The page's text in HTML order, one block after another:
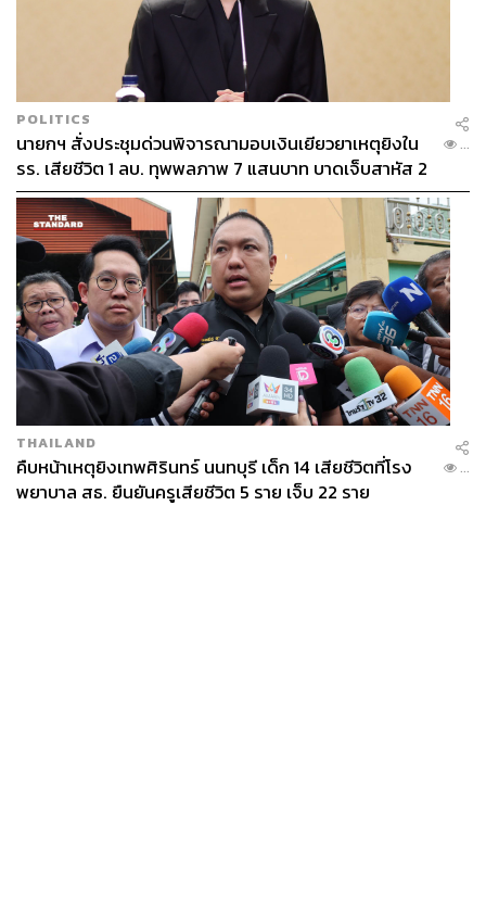
POLITICS
นายกฯ สั่งประชุมด่วนพิจารณามอบเงินเยียวยาเหตุยิงใน
รร. เสียชีวิต 1 ลบ. ทุพพลภาพ 7 แสนบาท บาดเจ็บสาหัส 2
แสนบาท บาดเจ็บเล็กน้อย 1 แสนบาท
...
THAILAND
คืบหน้าเหตุยิงเทพศิรินทร์ นนทบุรี เด็ก 14 เสียชีวิตที่โรง
พยาบาล สธ. ยืนยันครูเสียชีวิต 5 ราย เจ็บ 22 ราย
...